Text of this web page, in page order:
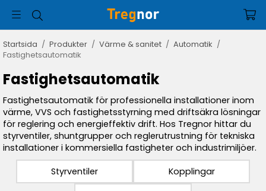
Startsida / Produkter / Värme & sanitet / Automatik /
Fastighetsautomatik
Fastighetsautomatik
Fastighetsautomatik för professionella installationer inom
värme, VVS och fastighetsstyrning med driftsäkra lösningar
för reglering och energieffektiv drift. Hos Tregnor hittar du
styrventiler, shuntgrupper och reglerutrustning för tekniska
installationer i kommersiella fastigheter och industrimiljöer.
Styrventiler
Kopplingar